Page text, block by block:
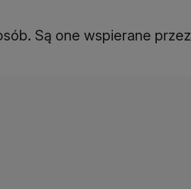
Są one wspierane przez